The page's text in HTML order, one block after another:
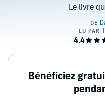
Le livre
Bénéficiez